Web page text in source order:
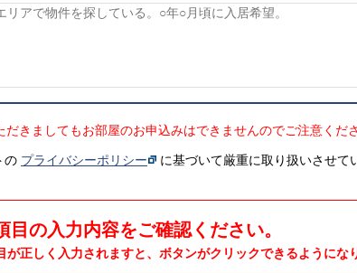
きましてもお部屋のお申込みはできませんのでご注意くださ
の プライバシーポリシー に基づいて厳重に取り扱いさせて
目の入力内容をご確認ください。
が正しく入力されますと、ボタンがクリックできるようにな